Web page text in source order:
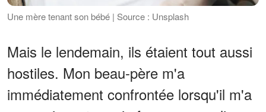
Une mère tenant son bébé | Source : Unsplash
Mais le lendemain, ils étaient tout aussi
hostiles. Mon beau-père m'a
immédiatement confrontée lorsqu'il m'a